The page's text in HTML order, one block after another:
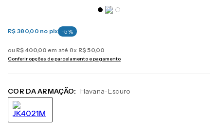
R$ 380,00 no pix -5 %
ou R$ 400,00 em até 8x R$50,00
Conferir opções de parcelamento e pagamento
COR DA ARMAÇÃO: Havana-Escuro